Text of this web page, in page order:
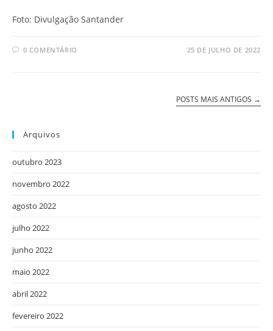
Foto: Divulgação Santander
0 COMENTÁRIO 25 DE JULHO DE 2022
POSTS MAIS ANTIGOS →
Arquivos
outubro 2023
novembro 2022
agosto 2022
julho 2022
junho 2022
maio 2022
abril 2022
fevereiro 2022